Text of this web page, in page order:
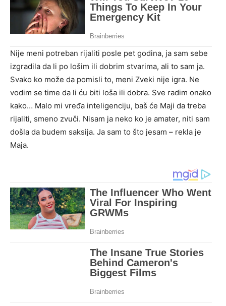
Nije meni potreban rijaliti posle pet godina, ja sam sebe
izgradila da li po lošim ili dobrim stvarima, ali to sam ja.
Svako ko može da pomisli to, meni Zveki nije igra. Ne
vodim se time da li ću biti loša ili dobra. Sve radim onako
kako… Malo mi vređa inteligenciju, baš će Maji da treba
rijaliti, smeno zvuči. Nisam ja neko ko je amater, niti sam
došla da budem saksija. Ja sam to što jesam – rekla je
Maja.